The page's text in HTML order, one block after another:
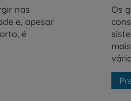
nas
e, apesar
é
Os